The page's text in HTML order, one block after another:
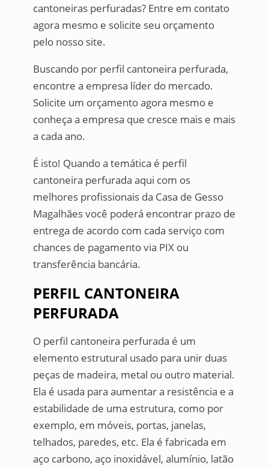
cantoneiras perfuradas? Entre em contato
agora mesmo e solicite seu orçamento
pelo nosso site.
Buscando por perfil cantoneira perfurada,
encontre a empresa líder do mercado.
Solicite um orçamento agora mesmo e
conheça a empresa que cresce mais e mais
a cada ano.
É isto! Quando a temática é perfil
cantoneira perfurada aqui com os
melhores profissionais da Casa de Gesso
Magalhães você poderá encontrar prazo de
entrega de acordo com cada serviço com
chances de pagamento via PIX ou
transferência bancária.
PERFIL CANTONEIRA
PERFURADA
O perfil cantoneira perfurada é um
elemento estrutural usado para unir duas
peças de madeira, metal ou outro material.
Ela é usada para aumentar a resistência e a
estabilidade de uma estrutura, como por
exemplo, em móveis, portas, janelas,
telhados, paredes, etc. Ela é fabricada em
aço carbono, aço inoxidável, alumínio, latão